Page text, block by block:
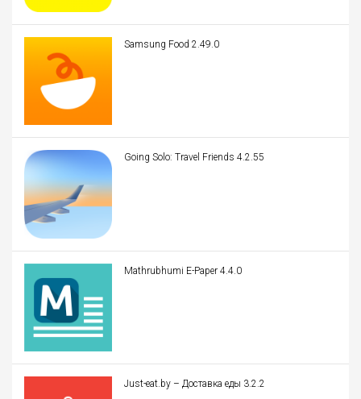
Samsung Food 2.49.0
Going Solo: Travel Friends 4.2.55
Mathrubhumi E-Paper 4.4.0
Just-eat.by – Доставка еды 3.2.2